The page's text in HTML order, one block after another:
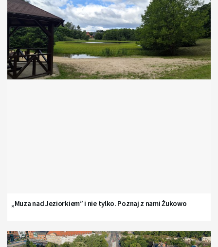
„Muza nad Jeziorkiem” i nie tylko. Poznaj z nami Żukowo